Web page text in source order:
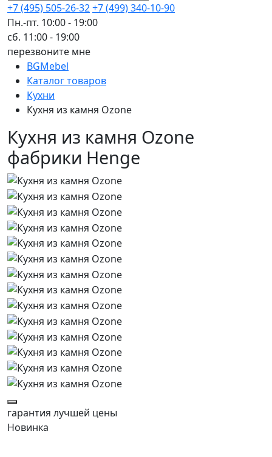
+7 (495) 505-26-32+7 (499) 340-10-90
Пн.-пт. 10:00 - 19:00
сб. 11:00 - 19:00
перезвоните мне
BGMebel
Каталог товаров
Кухни
Кухня из камня Ozone
Кухня из камня Ozone
фабрики Henge
гарантия лучшей цены
Новинка